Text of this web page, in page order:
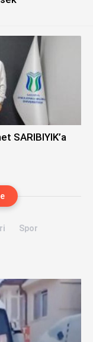
SARIBIYIK’a
Spor